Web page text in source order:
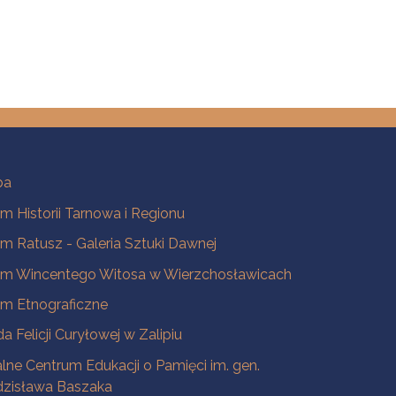
Historii Tarnowa i Regionu
Ratusz - Galeria Sztuki Dawnej
Wincentego Witosa w Wierzchosławicach
Etnograficzne
Felicji Curyłowej w Zalipiu
Centrum Edukacji o Pamięci im. gen.
Baszaka